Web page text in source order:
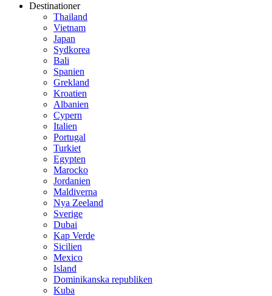
Destinationer
Thailand
Vietnam
Japan
Sydkorea
Bali
Spanien
Grekland
Kroatien
Albanien
Cypern
Italien
Portugal
Turkiet
Egypten
Marocko
Jordanien
Maldiverna
Nya Zeeland
Sverige
Dubai
Kap Verde
Sicilien
Mexico
Island
Dominikanska republiken
Kuba